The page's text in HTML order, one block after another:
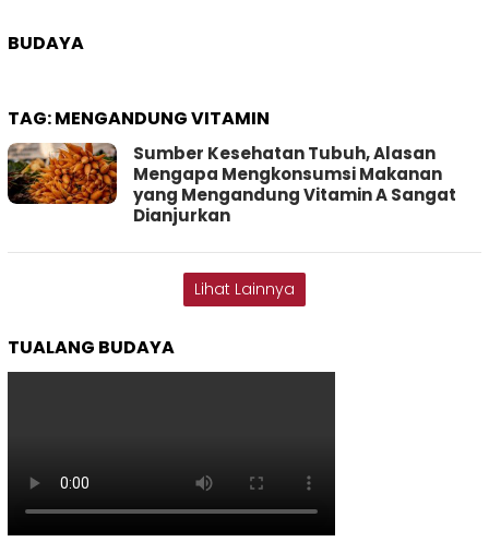
BUDAYA
TAG:MENGANDUNG VITAMIN
Sumber Kesehatan Tubuh, Alasan
Mengapa Mengkonsumsi Makanan
yang Mengandung Vitamin A Sangat
Dianjurkan
Lihat Lainnya
TUALANG BUDAYA